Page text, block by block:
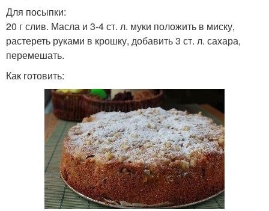
Для посыпки:
20 г слив. Масла и 3-4 ст. л. муки положить в миску,
растереть руками в крошку, добавить 3 ст. л. сахара,
перемешать.
Как готовить: